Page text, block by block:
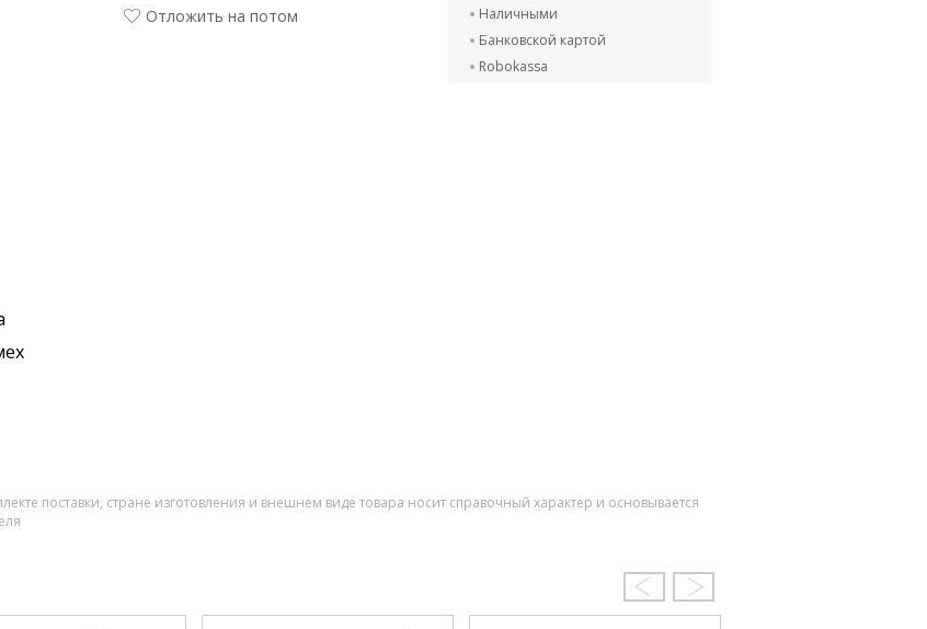
Отложить на потом
Наличными
Банковской картой
Robokassa
поставки, стране изготовления и внешнем виде товара носит справочный характер и основывается